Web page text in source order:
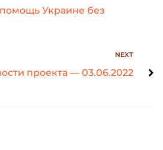
Украине без
NEXT
проекта — 03.06.2022